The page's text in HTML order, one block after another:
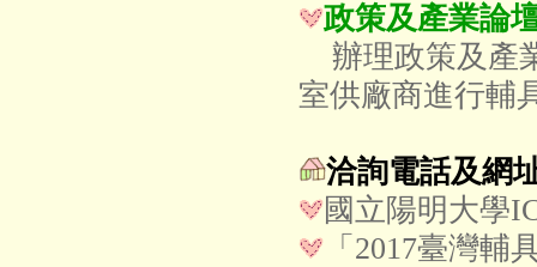
政策及產業論
辦理政策及產
室供廠商進行輔
洽詢電話及網
國立陽明大學
「2017臺灣